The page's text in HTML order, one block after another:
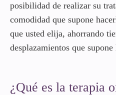
posibilidad de realizar su
comodidad que supone
que usted elija, ahorrando
desplazamientos que
¿Qué es la terapia